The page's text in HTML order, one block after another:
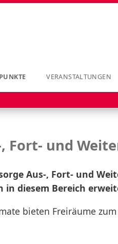
VERANSTALTUNGEN
Fort- und
Aus-, Fort- und
in diesem Bereich
bieten Freiräume